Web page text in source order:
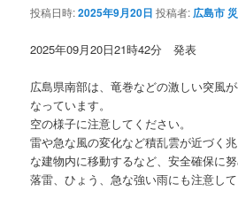
投稿日時:2025年9月20日 投稿者: 広島市
2025年09月20日21時42分 発表
広島県南部は、竜巻などの激しい突風
なっています。
空の様子に注意してください。
雷や急な風の変化など積乱雲が近づく
な建物内に移動するなど、安全確保に努
落雷、ひょう、急な強い雨にも注意して